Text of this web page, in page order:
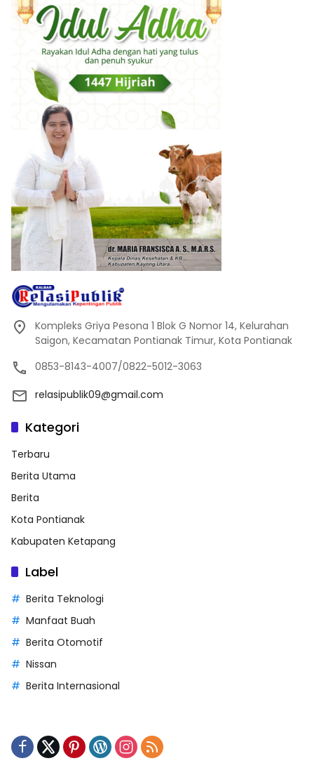
Kompleks Griya Pesona 1 Blok G Nomor 14, Kelurahan
Saigon, Kecamatan Pontianak Timur, Kota Pontianak
0853-8143-4007/0822-5012-3063
relasipublik09@gmail.com
Kategori
Terbaru
Berita Utama
Berita
Kota Pontianak
Kabupaten Ketapang
Label
Berita Teknologi
Manfaat Buah
Berita Otomotif
Nissan
Berita Internasional